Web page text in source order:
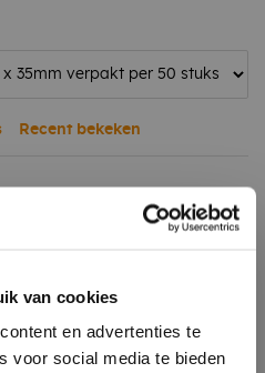
van cookies
en advertenties te
voor social media te bieden
Recent bekeken